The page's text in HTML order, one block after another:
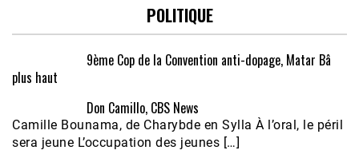
POLITIQUE
9ème Cop de la Convention anti-dopage, Matar Bâ
plus haut
Don Camillo, CBS News
Camille Bounama, de Charybde en Sylla À l’oral, le péril
sera jeune L’occupation des jeunes […]